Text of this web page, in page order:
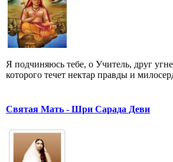
Я подчиняюсь тебе, о Учитель, друг
которого течет нектар правды и
Святая Мать - Шри Сарада Деви